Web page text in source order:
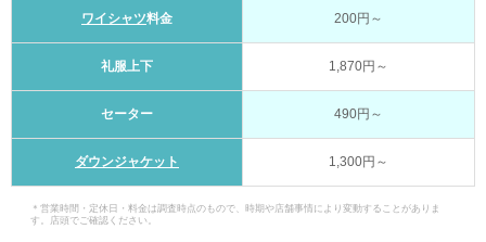
ワイシャツ料金 200円～
礼服上下 1,870円～
セーター 490円～
ダウンジャケット 1,300円～
＊営業時間・定休日・料金は調査時点のもので、時期や店舗事情により変動することがありま
す。店頭でご確認ください。